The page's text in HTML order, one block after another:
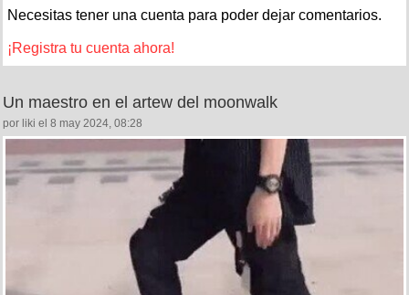
Necesitas tener una cuenta para poder dejar comentarios.
¡Registra tu cuenta ahora!
Un maestro en el artew del moonwalk
por liki el 8 may 2024, 08:28